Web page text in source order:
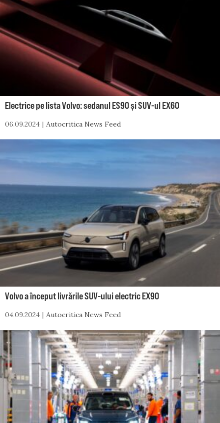
Electrice pe lista Volvo: sedanul ES90 și SUV-ul EX60
06.09.2024 Autocritica News Feed
Volvo a început livrările SUV-ului electric EX90
04.09.2024 Autocritica News Feed